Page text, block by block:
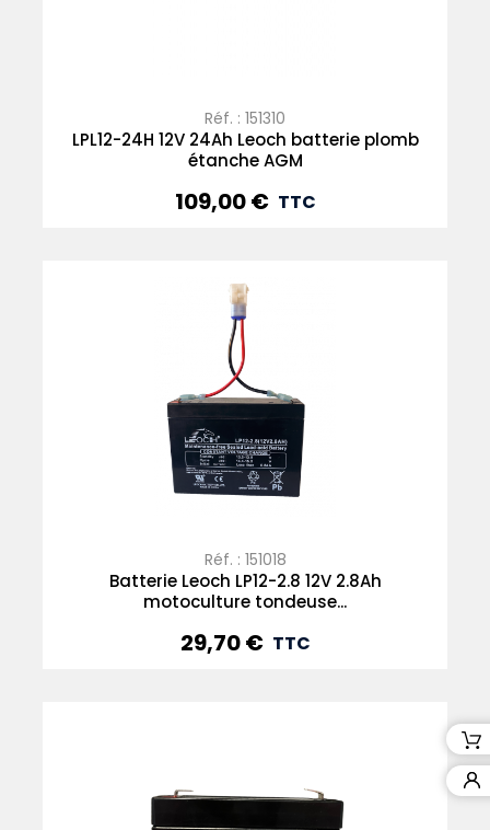
Réf. : 151310
LPL12-24H 12V 24Ah Leoch batterie plomb
étanche AGM
Prix
109,00 € TTC
Réf. : 151018
Batterie Leoch LP12-2.8 12V 2.8Ah
motoculture tondeuse...
Prix
29,70 € TTC